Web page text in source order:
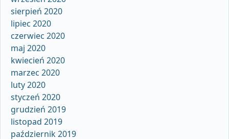
sierpień 2020
lipiec 2020
czerwiec 2020
maj 2020
kwiecień 2020
marzec 2020
luty 2020
styczeń 2020
grudzień 2019
listopad 2019
październik 2019